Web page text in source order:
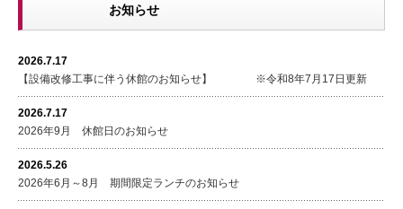
お知らせ
2026.7.17
【設備改修工事に伴う休館のお知らせ】 ※令和8年7月17日更新
2026.7.17
2026年9月 休館日のお知らせ
2026.5.26
2026年6月～8月 期間限定ランチのお知らせ